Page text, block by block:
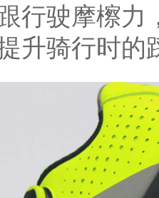
行驶摩檫力
升骑行时的